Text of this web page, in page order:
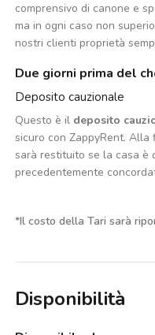
comprensivo di canone e
ma in ogni caso non
nostri clienti proprietà
Due giorni prima del
Deposito cauzionale
Questo è il deposito
sicuro con ZappyRent.
sarà restituito se la casa è
precedentemente
*Il costo della Tari sarà
Disponibilità